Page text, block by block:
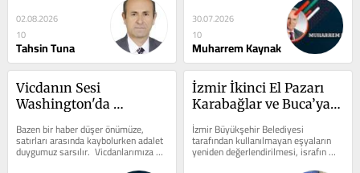
02.08.2026
10
Tahsin Tuna
30.07.2026
10
Muharrem Kaynak
​Vicdanın Sesi
Washington'da
Neden Duyulmuyor
​Bazen bir haber düşer önümüze,
satırları arasında kaybolurken adalet
duygumuz sarsılır.  Vicdanlarımıza
yük biner. ​Sayın Hulusi...
İzmir İkinci El Pazarı
Karabağlar ve Buca’ya
İzmir Büyükşehir Belediyesi
tarafından kullanılmayan eşyaların
yeniden değerlendirilmesi, israfın
azaltılması ve aile bütçelerine katkı...